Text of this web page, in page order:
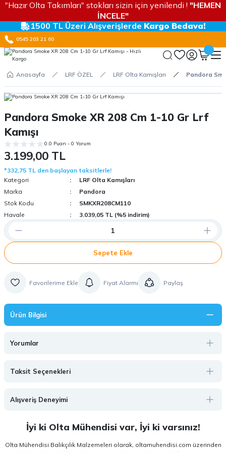
"Hazır Olta Takımları" stokları sizin için yenilendi ! "HEMEN
İNCELE"
1500 TL Üzeri Alışverişlerde Kargo Bedava!
0545 203 21 60
Anasayfa LRF ÖZEL LRF Olta Kamışları Pandora
Pandora Smoke XR 208 Cm 1-10 Gr Lrf
Kamışı
0.0 Puan - 0 Yorum
3.199,00 TL
*332,75 TL den başlayan taksitlerle!
Kategori
LRF Olta Kamışları
Marka
Pandora
Stok Kodu
SMKXR208CM110
Havale
3.039,05 TL (%5 indirim)
Sepete Ekle
Fiyat Alarmı Paylaş
Ürün Bilgisi
Yorumlar
Taksit Seçenekleri
Alışveriş Deneyimi
İyi ki Olta Mühendisi var, İyi ki varsınız!
Olta Mühendisi Balıkçılık Malzemeleri olarak, oltamuhendisi.com üzerinden